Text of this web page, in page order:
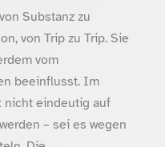
Substanz zu
von Trip zu Trip. Sie
vom
beeinflusst. Im
nicht eindeutig auf
– sei es wegen